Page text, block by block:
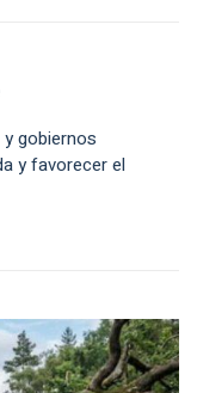
gobiernos
y favorecer el